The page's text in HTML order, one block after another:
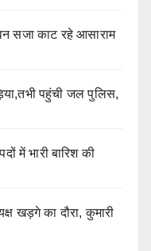
सजा काट रहे आसाराम
पहुंची जल पुलिस,
में भारी बारिश की
खड़गे का दौरा, कुमारी